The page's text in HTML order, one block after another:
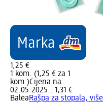
1,25 €
1 kom. (1,25 € za 1
kom.)Cijena na
02.05.2025.: 1,31 €
BaleaRašpa za stopala, više